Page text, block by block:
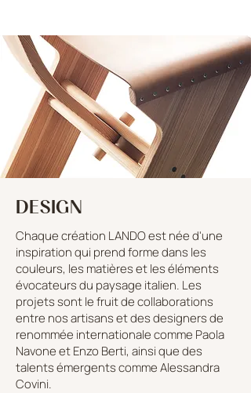
DESIGN
Chaque création LANDO est née d'une
inspiration qui prend forme dans les
couleurs, les matières et les éléments
évocateurs du paysage italien. Les
projets sont le fruit de collaborations
entre nos artisans et des designers de
renommée internationale comme Paola
Navone et Enzo Berti, ainsi que des
talents émergents comme Alessandra
Covini.